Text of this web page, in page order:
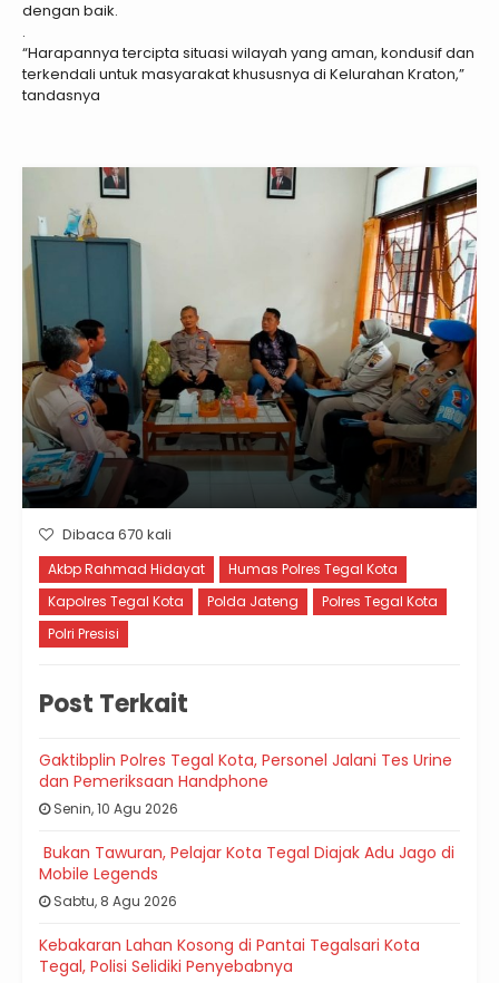
dengan baik.
.
“Harapannya tercipta situasi wilayah yang aman, kondusif dan
terkendali untuk masyarakat khususnya di Kelurahan Kraton,”
tandasnya
Dibaca 670 kali
Akbp Rahmad Hidayat
Humas Polres Tegal Kota
Kapolres Tegal Kota
Polda Jateng
Polres Tegal Kota
Polri Presisi
Post Terkait
Gaktibplin Polres Tegal Kota, Personel Jalani Tes Urine
dan Pemeriksaan Handphone
Senin, 10 Agu 2026
Bukan Tawuran, Pelajar Kota Tegal Diajak Adu Jago di
Mobile Legends
Sabtu, 8 Agu 2026
Kebakaran Lahan Kosong di Pantai Tegalsari Kota
Tegal, Polisi Selidiki Penyebabnya